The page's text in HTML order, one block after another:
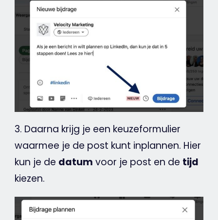
3. Daarna krijg je een keuzeformulier
waarmee je de post kunt inplannen. Hier
kun je de datum voor je post en de tijd
kiezen.